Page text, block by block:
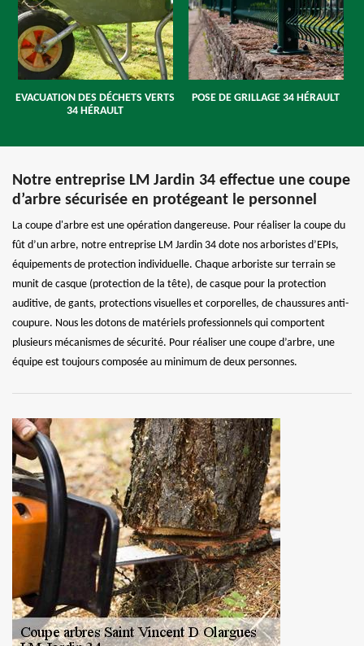
EVACUATION DES DÉCHETS VERTS
34 HÉRAULT
POSE DE GRILLAGE 34 HÉRAULT
Notre entreprise LM Jardin 34 effectue une coupe
d’arbre sécurisée en protégeant le personnel
La coupe d'arbre est une opération dangereuse. Pour réaliser la coupe du
fût d’un arbre, notre entreprise LM Jardin 34 dote nos arboristes d’EPIs,
équipements de protection individuelle. Chaque arboriste sur terrain se
munit de casque (protection de la tête), de casque pour la protection
auditive, de gants, protections visuelles et corporelles, de chaussures anti-
coupure. Nous les dotons de matériels professionnels qui comportent
plusieurs mécanismes de sécurité. Pour réaliser une coupe d’arbre, une
équipe est toujours composée au minimum de deux personnes.